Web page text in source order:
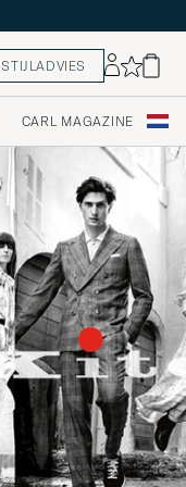
STIJLADVIES
CARL MAGAZINE